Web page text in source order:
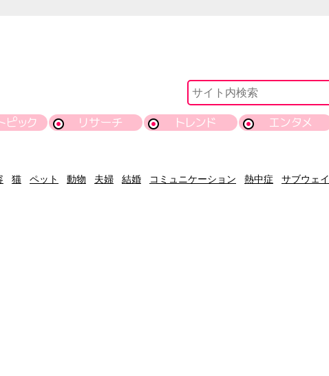
ピック リサーチ トレンド エンタメ
猫 ペット 動物 夫婦 結婚 コミュニケーション 熱中症 サブウェイ